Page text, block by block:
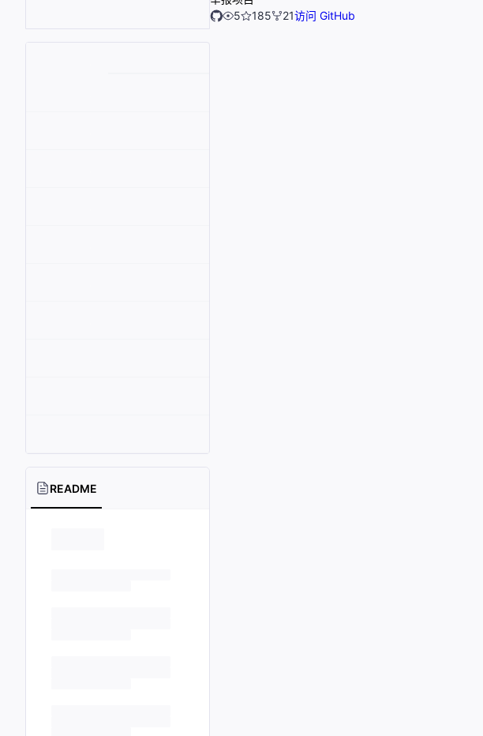
README
5
185 21访问 GitHub